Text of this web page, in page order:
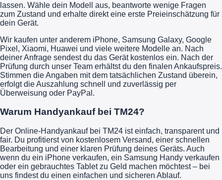
lassen. Wähle dein Modell aus, beantworte wenige Fragen
zum Zustand und erhalte direkt eine erste Preieinschätzung für
dein Gerät.
Wir kaufen unter anderem iPhone, Samsung Galaxy, Google
Pixel, Xiaomi, Huawei und viele weitere Modelle an. Nach
deiner Anfrage sendest du das Gerät kostenlos ein. Nach der
Prüfung durch unser Team erhältst du den finalen Ankaufspreis.
Stimmen die Angaben mit dem tatsächlichen Zustand überein,
erfolgt die Auszahlung schnell und zuverlässig per
Überweisung oder PayPal.
Warum Handyankauf bei TM24?
Der Online-Handyankauf bei TM24 ist einfach, transparent und
fair. Du profitierst von kostenlosem Versand, einer schnellen
Bearbeitung und einer klaren Prüfung deines Geräts. Auch
wenn du ein iPhone verkaufen, ein Samsung Handy verkaufen
oder ein gebrauchtes Tablet zu Geld machen möchtest – bei
uns findest du einen einfachen und sicheren Ablauf.